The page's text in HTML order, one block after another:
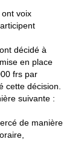
voix
décidé à
en place
frs par
cette décision.
suivante :
de manière